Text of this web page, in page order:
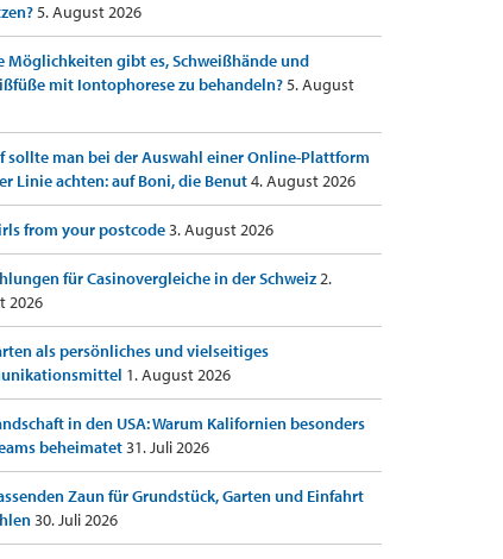
5. August 2026
Möglichkeiten gibt es, Schweißhände und
mit Iontophorese zu behandeln?5. August
sollte man bei der Auswahl einer Online-Plattform
Linie achten: auf Boni, die Benut4. August 2026
from your postcode3. August 2026
für Casinovergleiche in der Schweiz2.
2026
als persönliches und vielseitiges
1. August 2026
in den USA: Warum Kalifornien besonders
beheimatet31. Juli 2026
Zaun für Grundstück, Garten und Einfahrt
30. Juli 2026